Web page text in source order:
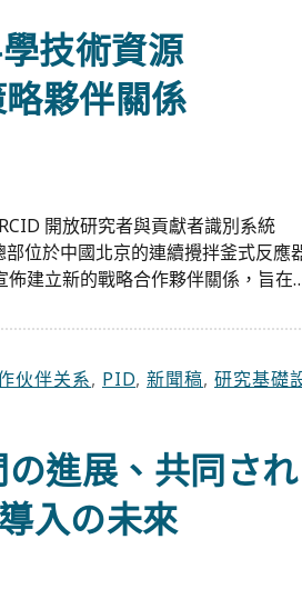
技術資源
略夥伴關係
開放研究者與貢獻者識別系統
位於中國北京的連續攪拌釜式反應
建立新的戰略合作夥伴關係，旨在
伙伴关系, PID, 新聞稿, 研究基礎
進展、共同され
入の未來